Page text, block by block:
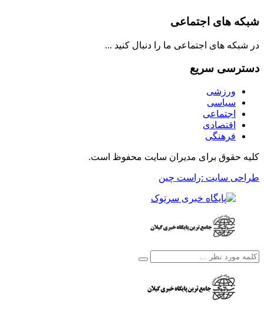
شبکه های اجتماعی
در شبکه های اجتماعی ما را دنبال کنید ...
دسترسی سریع
ورزشی
سیاسی
اجتماعی
اقتصادی
فرهنگی
کلیه حقوق برای مدیران سایت محفوظ است.
طراحی سایت :راست چین